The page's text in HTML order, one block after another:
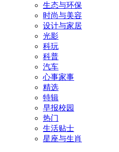
生态与环保
时尚与美容
设计与家居
光影
科玩
科普
汽车
心事家事
精选
特辑
早报校园
热门
生活贴士
星座与生肖